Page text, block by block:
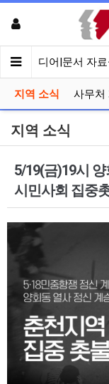
견 미디어|문서 자
지역 소식 사무처
지역 소식
5/19(금)19시
시민사회 집중